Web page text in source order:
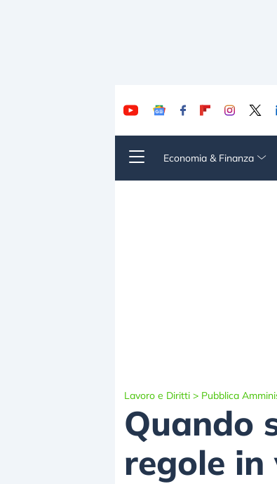
Economia & Finanza
Lavoro e Diritti > Pubblica
Quando
regole in